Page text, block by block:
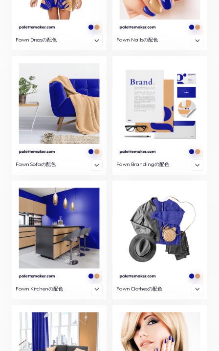
Fawn Dressの配色 Fawn Nailsの配色
Fawn Sofaの配色 Fawn Brandingの配色
Fawn Kitchenの配色 Fawn Clothesの配色